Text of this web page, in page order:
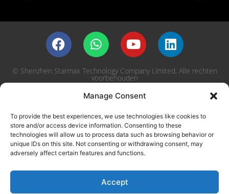
Manage Consent
To provide the best experiences, we use technologies like cookies to
store and/or access device information. Consenting to these
technologies will allow us to process data such as browsing behavior or
unique IDs on this site. Not consenting or withdrawing consent, may
adversely affect certain features and functions.
Accept
© Shenzhen Starmax Technology Company Limited, Alle rechten
voorbehouden
English 日本語 Deutsch
Español
Français
Português العربية
हिन्दी
Türkçe اردو